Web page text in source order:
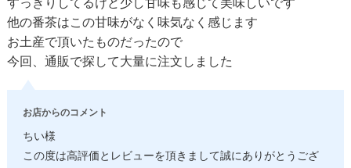
すっきりしてるけど少し甘味も感じて美味しいです
他の番茶はこの甘味がなく味気なく感じます
お土産で頂いたものだったので
今回、通販で探して大量に注文しました
お店からのコメント
ちい様
この度は高評価とレビューを頂きまして誠にありがとうござ